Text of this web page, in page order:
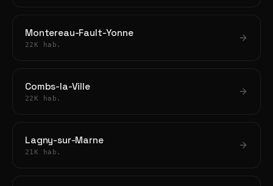
Montereau-Fault-Yonne
22K hab.
Combs-la-Ville
22K hab.
Lagny-sur-Marne
21K hab.